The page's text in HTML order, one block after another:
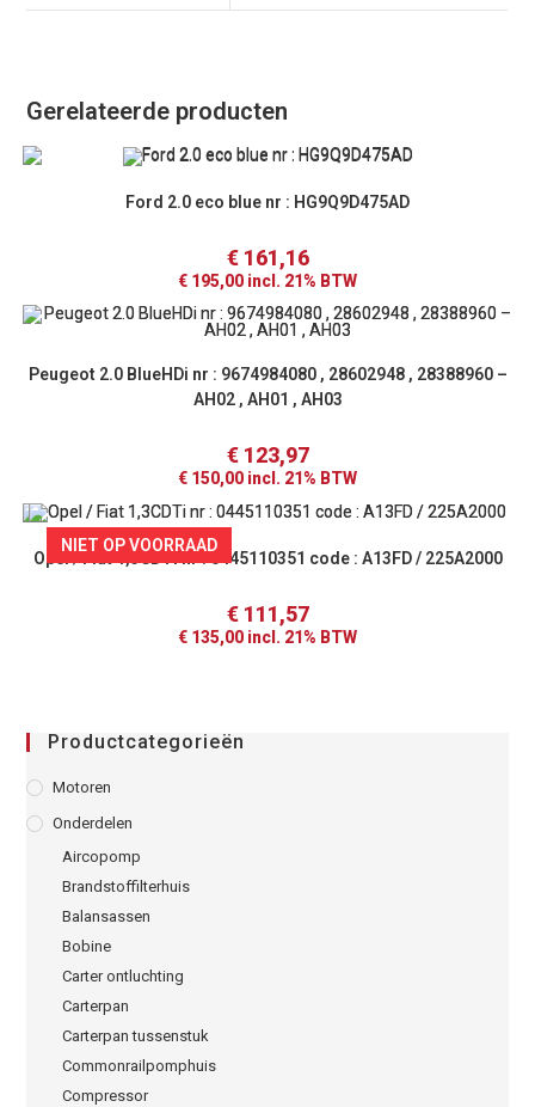
Gerelateerde producten
Ford 2.0 eco blue nr : HG9Q9D475AD
€161,16
€ 195,00 incl. 21% BTW
Peugeot 2.0 BlueHDi nr : 9674984080 , 28602948 , 28388960 –
AH02 , AH01 , AH03
€123,97
€ 150,00 incl. 21% BTW
NIET OP VOORRAAD
Opel / Fiat 1,3CDTi nr : 0445110351 code : A13FD / 225A2000
€111,57
€ 135,00 incl. 21% BTW
Productcategorieën
Motoren
Onderdelen
Aircopomp
Brandstoffilterhuis
Balansassen
Bobine
Carter ontluchting
Carterpan
Carterpan tussenstuk
Commonrailpomphuis
Compressor